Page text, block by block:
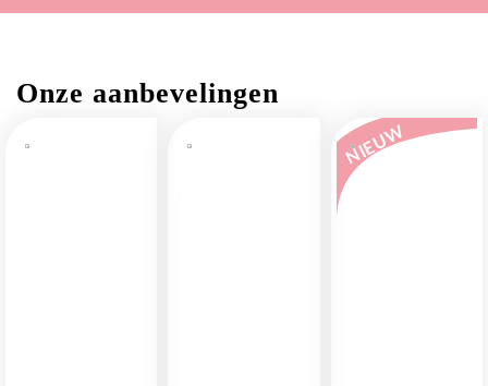
Onze aanbevelingen
NIEUW